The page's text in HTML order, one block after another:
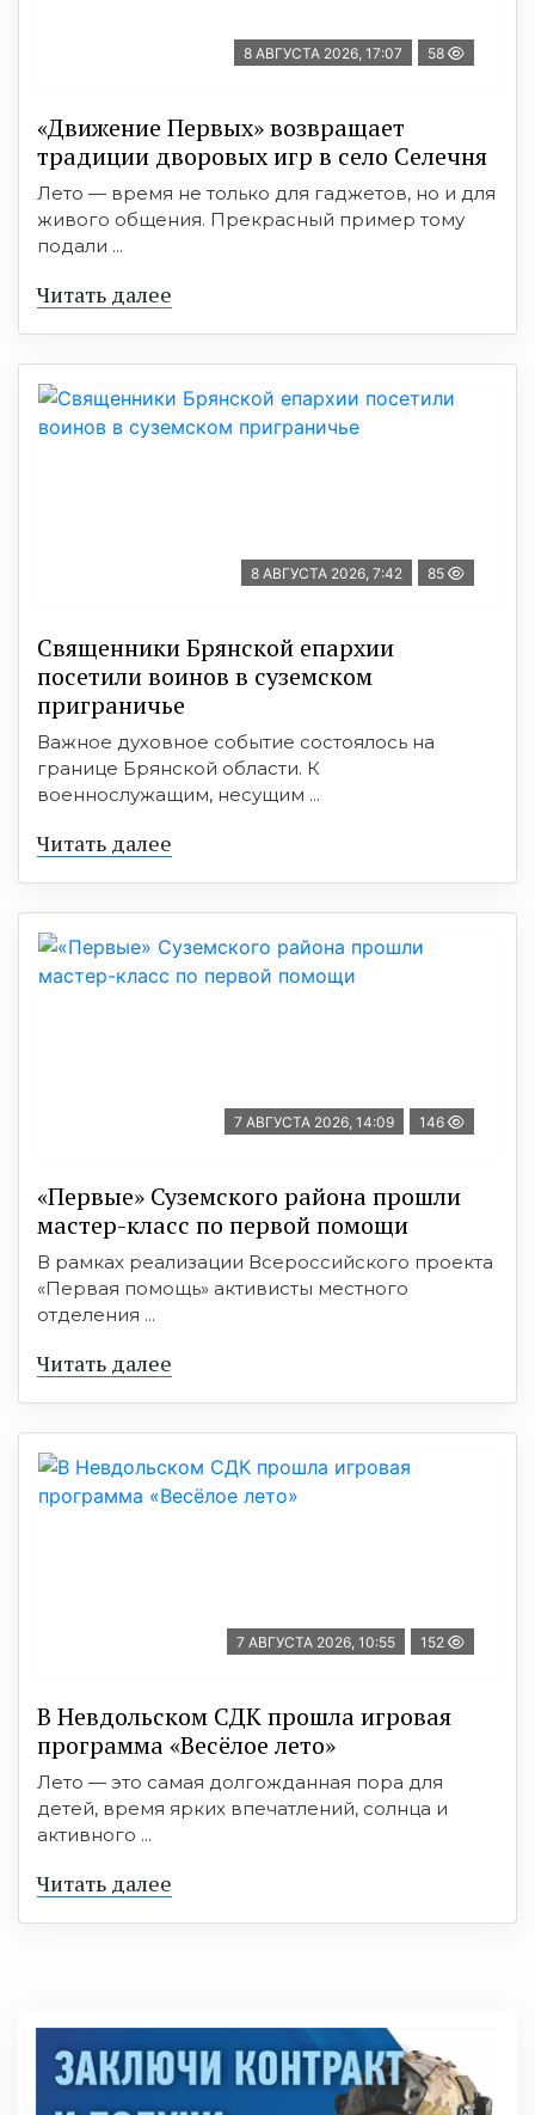
8 АВГУСТА 2026, 17:07 58
«Движение Первых» возвращает
традиции дворовых игр в село Селечня
Лето — время не только для гаджетов, но и для
живого общения. Прекрасный пример тому
подали ...
Читать далее
8 АВГУСТА 2026, 7:42 85
Священники Брянской епархии
посетили воинов в суземском
приграничье
Важное духовное событие состоялось на
границе Брянской области. К
военнослужащим, несущим ...
Читать далее
7 АВГУСТА 2026, 14:09 146
«Первые» Суземского района прошли
мастер-класс по первой помощи
В рамках реализации Всероссийского проекта
«Первая помощь» активисты местного
отделения ...
Читать далее
7 АВГУСТА 2026, 10:55 152
В Невдольском СДК прошла игровая
программа «Весёлое лето»
Лето — это самая долгожданная пора для
детей, время ярких впечатлений, солнца и
активного ...
Читать далее